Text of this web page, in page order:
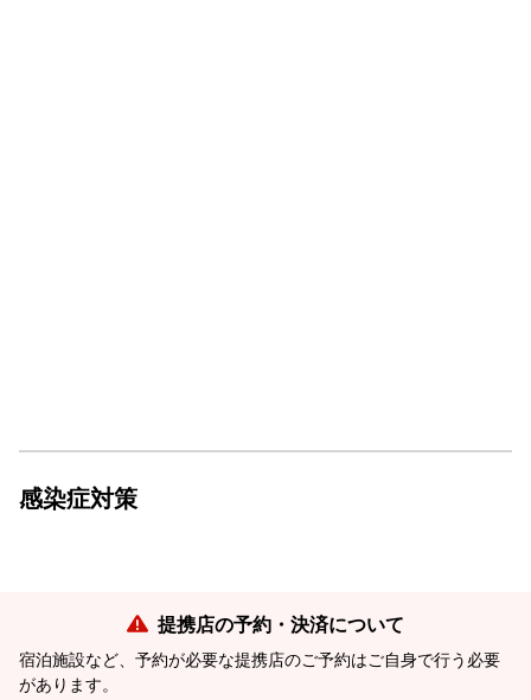
感染症対策
提携店の予約・決済について
宿泊施設など、予約が必要な提携店のご予約はご自身で行う必要
があります。